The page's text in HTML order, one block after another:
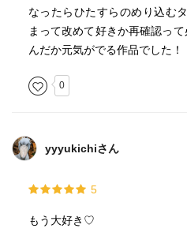
なったらひたすらのめり込む
まって改めて好きか再確認っ
んだか元気がでる作品でした！
0
yyyukichiさん
5
もう大好き♡